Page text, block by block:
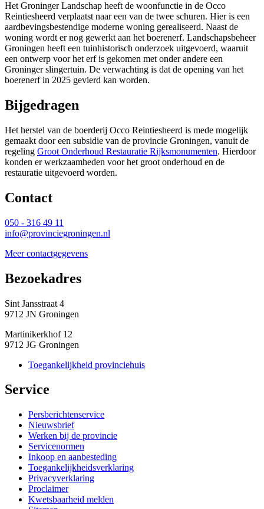
Het Groninger Landschap heeft de woonfunctie in de Occo
Reintiesheerd verplaatst naar een van de twee schuren. Hier is een
aardbevingsbestendige moderne woning gerealiseerd. Naast de
woning wordt er nog gewerkt aan het boerenerf. Landschapsbeheer
Groningen heeft een tuinhistorisch onderzoek uitgevoerd, waaruit
een ontwerp voor het erf is gekomen met onder andere een
Groninger slingertuin. De verwachting is dat de opening van het
boerenerf in 2025 gevierd kan worden.
Bijgedragen
Het herstel van de boerderij Occo Reintiesheerd is mede mogelijk
gemaakt door een subsidie van de provincie Groningen, vanuit de
regeling Groot Onderhoud Restauratie Rijksmonumenten. Hierdoor
konden er werkzaamheden voor het groot onderhoud en de
restauratie uitgevoerd worden.
Contact
050 - 316 49 11
info@provinciegroningen.nl
Meer contactgegevens
Bezoekadres
Sint Jansstraat 4
9712 JN Groningen
Martinikerkhof 12
9712 JG Groningen
Toegankelijkheid provinciehuis
Service
Persberichtenservice
Nieuwsbrief
Werken bij de provincie
Servicenormen
Inkoop en aanbesteding
Toegankelijkheidsverklaring
Privacyverklaring
Proclaimer
Kwetsbaarheid melden